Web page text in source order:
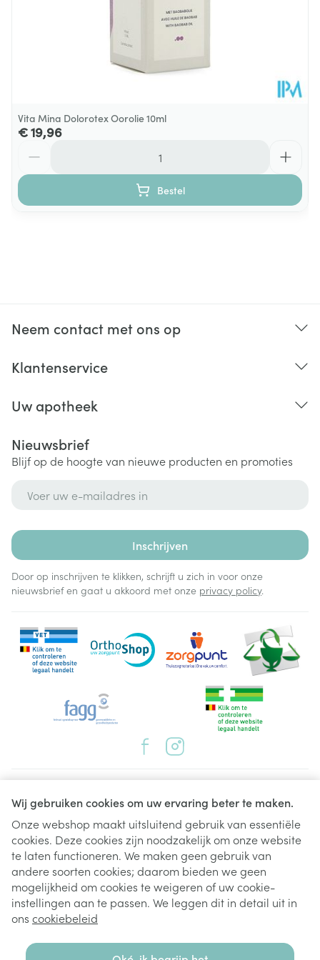
Wij gebruiken cookies om uw ervaring beter te maken.
Onze webshop maakt uitsluitend gebruik van essentiële
cookies. Deze cookies zijn noodzakelijk om onze website
te laten functioneren. We maken geen gebruik van
andere soorten cookies; daarom bieden we geen
mogelijkheid om cookies te weigeren of uw cookie-
instellingen aan te passen. We leggen dit in detail uit in
ons cookiebeleid
Vita Mina Dolorotex Oorolie 10ml
€ 19,96
Bestel
Neem contact met ons op
Klantenservice
Uw apotheek
Nieuwsbrief
Blijf op de hoogte van nieuwe producten en promoties
Inschrijven
Door op inschrijven te klikken, schrijft u zich in voor onze
nieuwsbrief en gaat u akkoord met onze privacy policy.
Juridische links